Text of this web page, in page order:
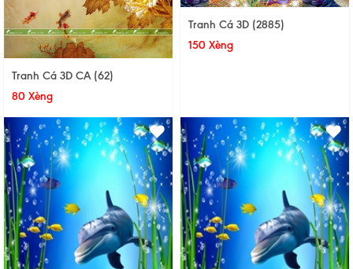
Tranh Cá 3D CA (62)
80 Xèng
Tranh Cá 3D (2885)
150 Xèng